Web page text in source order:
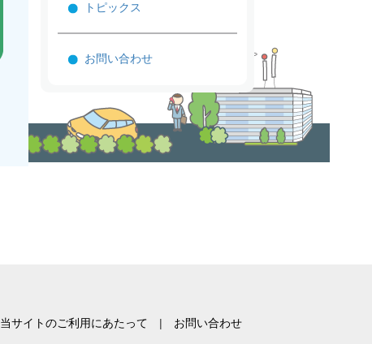
トピックス
お問い合わせ
当サイトのご利用にあたって お問い合わせ